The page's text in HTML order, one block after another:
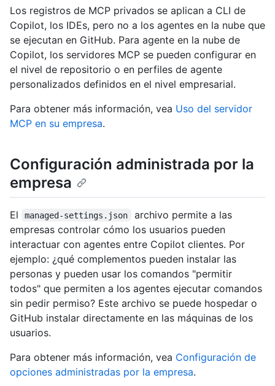
Los registros de MCP privados se aplican a CLI de
Copilot, los IDEs, pero no a los agentes en la nube que
se ejecutan en GitHub. Para agente en la nube de
Copilot, los servidores MCP se pueden configurar en
el nivel de repositorio o en perfiles de agente
personalizados definidos en el nivel empresarial.
Para obtener más información, vea Uso del servidor
MCP en su empresa.
Configuración administrada por la
empresa
El managed-settings.json
archivo permite a las
empresas controlar cómo los usuarios pueden
interactuar con agentes entre Copilot clientes. Por
ejemplo: ¿qué complementos pueden instalar las
personas y pueden usar los comandos "permitir
todos" que permiten a los agentes ejecutar comandos
sin pedir permiso? Este archivo se puede hospedar o
GitHub instalar directamente en las máquinas de los
usuarios.
Para obtener más información, vea Configuración de
opciones administradas por la empresa.